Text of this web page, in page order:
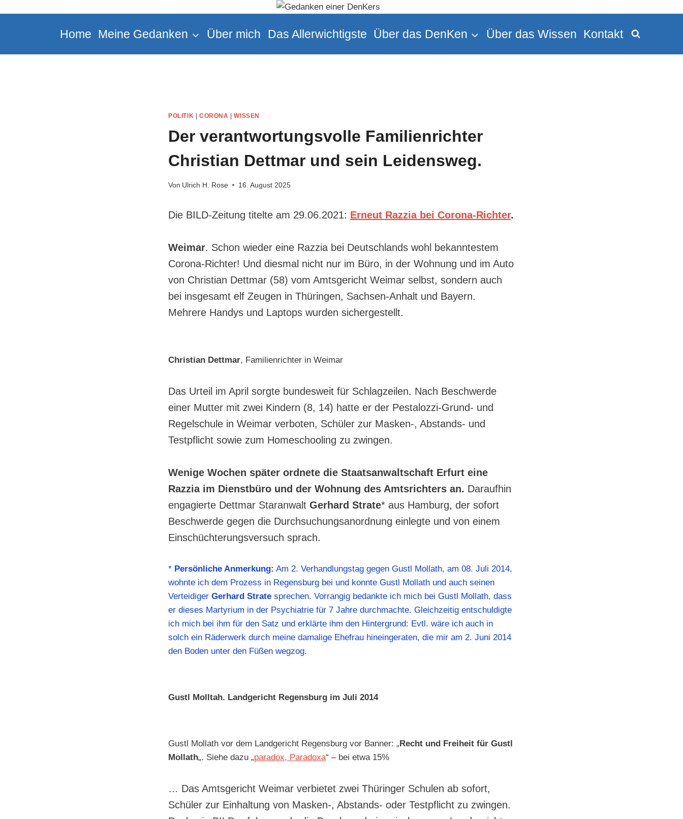
Home Meine Gedanken Über mich Das Allerwichtigste Über das DenKen Über das Wissen Kontakt
POLITIK CORONA |WISSEN
Der verantwortungsvolle Familienrichter
Christian Dettmar und sein Leidensweg.
Von Ulrich H. Rose 16. August 2025
Die BILD-Zeitung titelte am 29.06.2021: Erneut Razzia bei Corona-Richter.
Weimar. Schon wieder eine Razzia bei Deutschlands wohl bekanntestem
Corona-Richter! Und diesmal nicht nur im Büro, in der Wohnung und im Auto
von Christian Dettmar (58) vom Amtsgericht Weimar selbst, sondern auch
bei insgesamt elf Zeugen in Thüringen, Sachsen-Anhalt und Bayern.
Mehrere Handys und Laptops wurden sichergestellt.
Christian Dettmar, Familienrichter in Weimar
Das Urteil im April sorgte bundesweit für Schlagzeilen. Nach Beschwerde
einer Mutter mit zwei Kindern (8, 14) hatte er der Pestalozzi-Grund- und
Regelschule in Weimar verboten, Schüler zur Masken-, Abstands- und
Testpflicht sowie zum Homeschooling zu zwingen.
Wenige Wochen später ordnete die Staatsanwaltschaft Erfurt eine
Razzia im Dienstbüro und der Wohnung des Amtsrichters an. Daraufhin
engagierte Dettmar Staranwalt Gerhard Strate* aus Hamburg, der sofort
Beschwerde gegen die Durchsuchungsanordnung einlegte und von einem
Einschüchterungsversuch sprach.
* Persönliche Anmerkung: Am 2. Verhandlungstag gegen Gustl Mollath, am 08. Juli 2014,
wohnte ich dem Prozess in Regensburg bei und konnte Gustl Mollath und auch seinen
Verteidiger Gerhard Strate sprechen. Vorrangig bedankte ich mich bei Gustl Mollath, dass
er dieses Martyrium in der Psychiatrie für 7 Jahre durchmachte. Gleichzeitig entschuldigte
ich mich bei ihm für den Satz und erklärte ihm den Hintergrund: Evtl. wäre ich auch in
solch ein Räderwerk durch meine damalige Ehefrau hineingeraten, die mir am 2. Juni 2014
den Boden unter den Füßen wegzog.
Gustl Molltah. Landgericht Regensburg im Juli 2014
Gustl Mollath vor dem Landgericht Regensburg vor Banner: „Recht und Freiheit für Gustl
Mollath„. Siehe dazu „paradox, Paradoxa“ – bei etwa 15%
… Das Amtsgericht Weimar verbietet zwei Thüringer Schulen ab sofort,
Schüler zur Einhaltung von Masken-, Abstands- oder Testpflicht zu zwingen.